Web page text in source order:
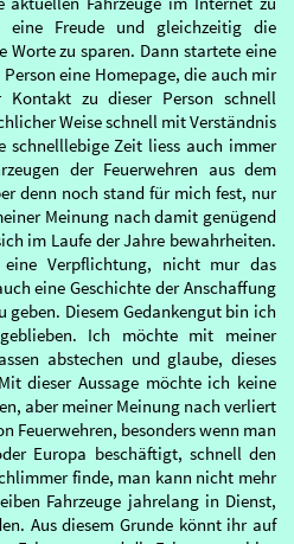
Freude und gleichzeitig die
zu sparen. Dann startete eine
eine Homepage, die auch mir
zu dieser Person schnell
Weise schnell mit Verständnis
schnelllebige Zeit liess auch immer
der Feuerwehren aus dem
denn noch stand für mich fest, nur
Meinung nach damit genügend
im Laufe der Jahre bewahrheiten.
Verpflichtung, nicht mur das
eine Geschichte der Anschaffung
geben. Diesem Gedankengut bin ich
Ich möchte mit meiner
abstechen und glaube, dieses
dieser Aussage möchte ich keine
aber meiner Meinung nach verliert
Feuerwehren, besonders wenn man
Europa beschäftigt, schnell den
finde, man kann nicht mehr
Fahrzeuge jahrelang in Dienst,
Aus diesem Grunde könnt ihr auf